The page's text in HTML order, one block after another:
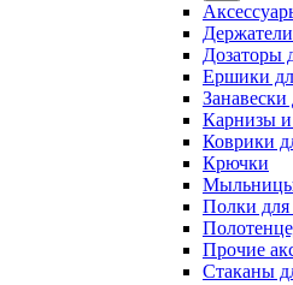
Дозаторы
Ершики
Карнизы и
Коврики
Крючки
Полки
Прочие
Стаканы